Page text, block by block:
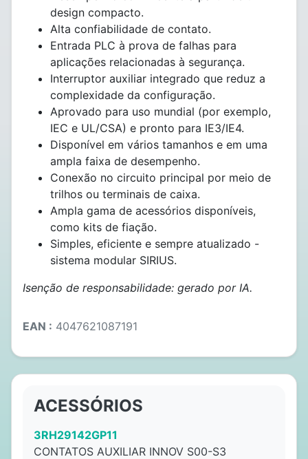
design compacto.
Alta confiabilidade de contato.
Entrada PLC à prova de falhas para
aplicações relacionadas à segurança.
Interruptor auxiliar integrado que reduz a
complexidade da configuração.
Aprovado para uso mundial (por exemplo,
IEC e UL/CSA) e pronto para IE3/IE4.
Disponível em vários tamanhos e em uma
ampla faixa de desempenho.
Conexão no circuito principal por meio de
trilhos ou terminais de caixa.
Ampla gama de acessórios disponíveis,
como kits de fiação.
Simples, eficiente e sempre atualizado -
sistema modular SIRIUS.
Isenção de responsabilidade: gerado por IA.
EAN : 4047621087191
ACESSÓRIOS
3RH29142GP11
CONTATOS AUXILIAR INNOV S00-S3